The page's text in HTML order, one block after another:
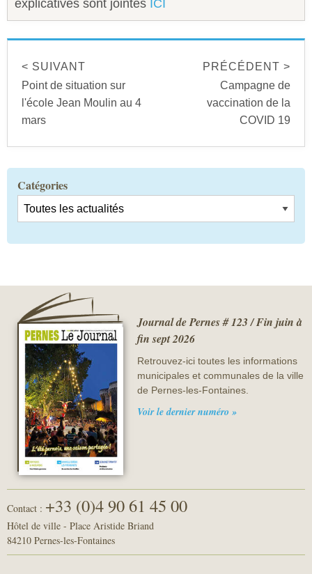
explicatives sont jointes ICI
< SUIVANT
Point de situation sur
l'école Jean Moulin au 4
mars
PRÉCÉDENT >
Campagne de
vaccination de la
COVID 19
Catégories
Journal de Pernes # 123 / Fin juin à
fin sept 2026
Retrouvez-ici toutes les informations
municipales et communales de la ville
de Pernes-les-Fontaines.
Voir le dernier numéro »
Contact : +33 (0)4 90 61 45 00
Hôtel de ville - Place Aristide Briand
84210 Pernes-les-Fontaines